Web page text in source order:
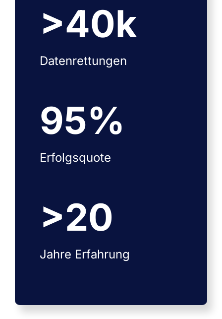
>40k
Datenrettungen
95%
Erfolgsquote
>20
Jahre Erfahrung